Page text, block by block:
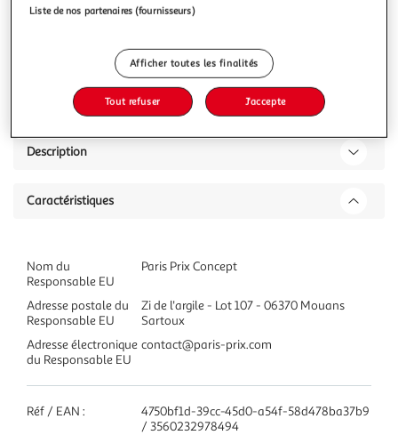
dont 0,05€ d'éco part. mobilier.
Description
Caractéristiques
Nom du
Responsable EU
Paris Prix Concept
Adresse postale du
Responsable EU
Zi de l'argile - Lot 107 - 06370 Mouans
Sartoux
Adresse électronique
du Responsable EU
contact@paris-prix.com
Réf / EAN :
4750bf1d-39cc-45d0-a54f-58d478ba37b9
/ 3560232978494
Liste de nos partenaires (fournisseurs)
Afficher toutes les finalités
Tout refuser J'accepte